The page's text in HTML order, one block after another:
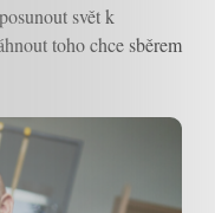
svět k
toho chce sběrem